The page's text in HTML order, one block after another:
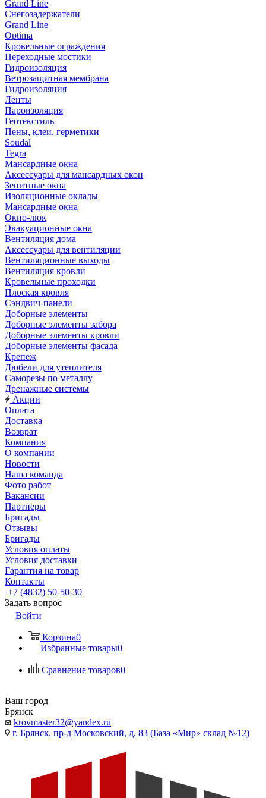
Grand Line
Снегозадержатели
Grand Line
Optima
Кровельные ограждения
Переходные мостики
Гидроизоляция
Ветрозащитная мембрана
Гидроизоляция
Ленты
Пароизоляция
Геотекстиль
Пены, клеи, герметики
Soudal
Tegra
Мансардные окна
Аксессуары для мансардных окон
Зенитные окна
Изоляционные оклады
Мансардные окна
Окно-люк
Эвакуационные окна
Вентиляция дома
Аксессуары для вентиляции
Вентиляционные выходы
Вентиляция кровли
Кровельные проходки
Плоская кровля
Сэндвич-панели
Доборные элементы
Доборные элементы забора
Доборные элементы кровли
Доборные элементы фасада
Крепеж
Дюбели для утеплителя
Саморезы по металлу
Дренажные системы
Акции
Оплата
Доставка
Возврат
Компания
О компании
Новости
Наша команда
Фото работ
Вакансии
Партнеры
Бригады
Отзывы
Бригады
Условия оплаты
Условия доставки
Гарантия на товар
Контакты
+7 (4832) 50-50-30
Задать вопрос
Войти
Корзина0
Избранные товары0
Сравнение товаров0
Ваш город
Брянск
krovmaster32@yandex.ru
г. Брянск, пр-д Московский, д. 83 (База «Мир» склад №12)